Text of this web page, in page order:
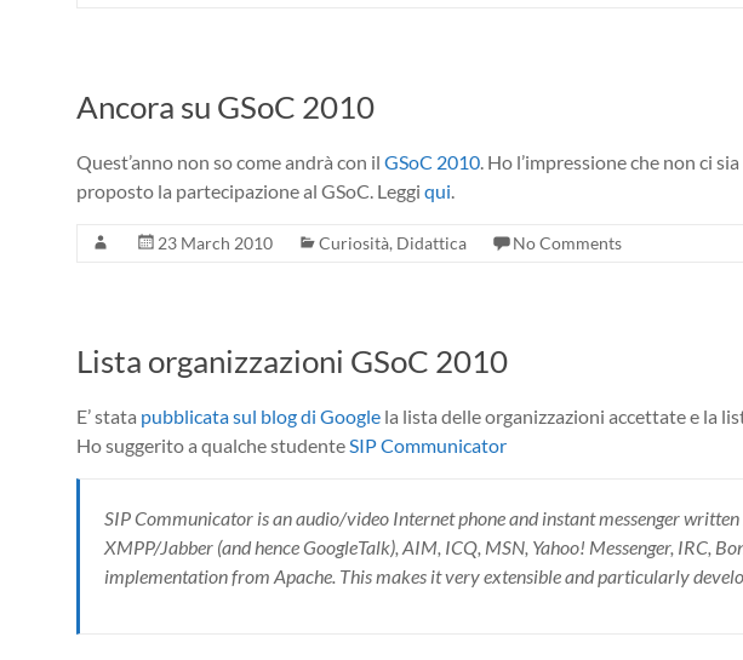
Ancora su GSoC 2010
Quest’anno non so come andrà con il GSoC 2010. Ho l’impressione che non ci
proposto la partecipazione al GSoC. Leggi qui.
23 March 2010 Curiosità, Didattica No Comments
Lista organizzazioni GSoC 2010
E’ stata pubblicata sul blog di Google la lista delle organizzazioni accettate e la
Ho suggerito a qualche studenteSIP Communicator
SIP Communicator is an audio/video Internet phone and instant messenger
XMPP/Jabber (and hence GoogleTalk), AIM, ICQ, MSN, Yahoo! Messenger, IRC,
implementation from Apache. This makes it very extensible and particularly